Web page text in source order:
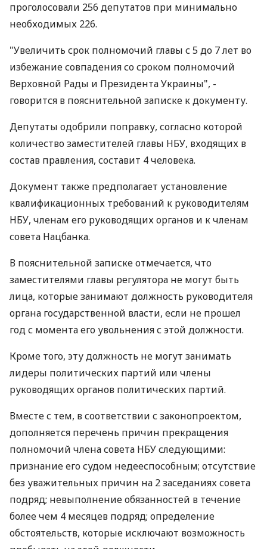
проголосовали 256 депутатов при минимально
необходимых 226.
"Увеличить срок полномочий главы с 5 до 7 лет во
избежание совпадения со сроком полномочий
Верховной Рады и Президента Украины", -
говорится в пояснительной записке к документу.
Депутаты одобрили поправку, согласно которой
количество заместителей главы НБУ, входящих в
состав правления, составит 4 человека.
Документ также предполагает установление
квалификационных требований к руководителям
НБУ, членам его руководящих органов и к членам
совета Нацбанка.
В пояснительной записке отмечается, что
заместителями главы регулятора не могут быть
лица, которые занимают должность руководителя
органа государственной власти, если не прошел
год с момента его увольнения с этой должности.
Кроме того, эту должность не могут занимать
лидеры политических партий или члены
руководящих органов политических партий.
Вместе с тем, в соответствии с законопроектом,
дополняется перечень причин прекращения
полномочий члена совета НБУ следующими:
признание его судом недееспособным; отсутствие
без уважительных причин на 2 заседаниях совета
подряд; невыполнение обязанностей в течение
более чем 4 месяцев подряд; определение
обстоятельств, которые исключают возможность